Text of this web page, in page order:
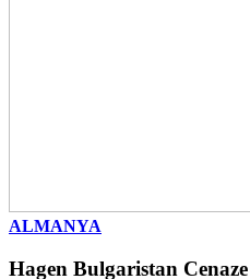
ALMANYA
Hagen Bulgaristan